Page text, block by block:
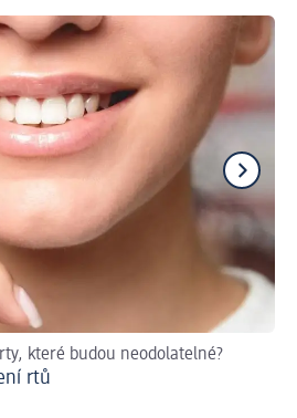
které budou neodolatelné?
rtů